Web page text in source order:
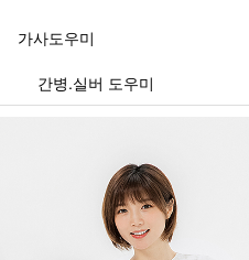
가사도우미
간병.실버 도우미